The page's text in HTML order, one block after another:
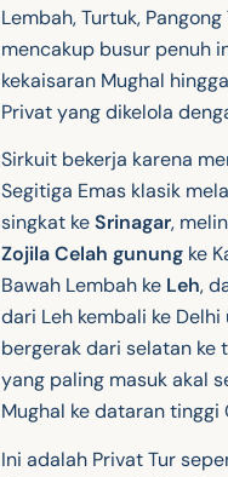
Lembah, Turtuk,
mencakup busur penuh
kekaisaran Mughal
Privat yang dikelola
Sirkuit bekerja karena
Segitiga Emas klasik
singkat keSrinagar,
Zojila Celah gunung ke
Bawah Lembah ke Leh,
dari Leh kembali ke
bergerak dari selatan
yang paling masuk akal
Mughal ke dataran tinggi
Ini adalah Privat Tur